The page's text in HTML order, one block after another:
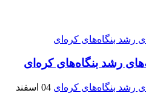
رشد بنگاه‌های کره‌ای‌
04 اسفند